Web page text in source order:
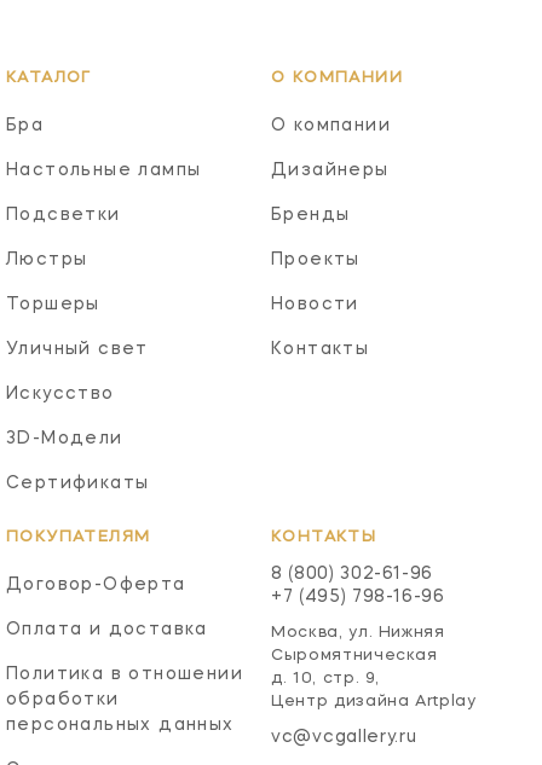
КАТАЛОГ
Бра
Настольные лампы
Подсветки
Люстры
Торшеры
Уличный свет
Искусство
3D-Модели
Сертификаты
О КОМПАНИИ
О компании
Дизайнеры
Бренды
Проекты
Новости
Контакты
ПОКУПАТЕЛЯМ
Договор-Оферта
Оплата и доставка
Политика в отношении
обработки
персональных данных
КОНТАКТЫ
8 (800) 302-61-96
+7 (495) 798-16-96
Москва, ул. Нижняя
Сыромятническая
д. 10, стр. 9,
Центр дизайна Artplay
vc@vcgallery.ru